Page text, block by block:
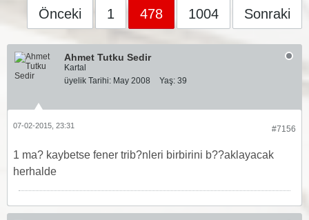
Önceki 1 478 1004 Sonraki
Ahmet Tutku Sedir
Kartal
üyelik Tarihi: May 2008 Yaş: 39
#7156
07-02-2015, 23:31
1 ma? kaybetse fener trib?nleri birbirini b??aklayacak
herhalde